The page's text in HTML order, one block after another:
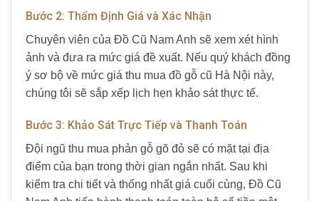
Bước 2: Thẩm Định Giá và Xác Nhận
Chuyên viên của Đồ Cũ Nam Anh sẽ xem xét hình
ảnh và đưa ra mức giá đề xuất. Nếu quý khách đồng
ý sơ bộ về mức giá thu mua đồ gỗ cũ Hà Nội này,
chúng tôi sẽ sắp xếp lịch hẹn khảo sát thực tế.
Bước 3: Khảo Sát Trực Tiếp và Thanh Toán
Đội ngũ thu mua phản gỗ gõ đỏ sẽ có mặt tại địa
điểm của bạn trong thời gian ngắn nhất. Sau khi
kiểm tra chi tiết và thống nhất giá cuối cùng, Đồ Cũ